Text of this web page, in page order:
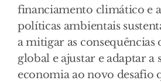
financiamento climático e
políticas ambientais
a mitigar as consequências
global e ajustar e adaptar a
economia ao novo desafio